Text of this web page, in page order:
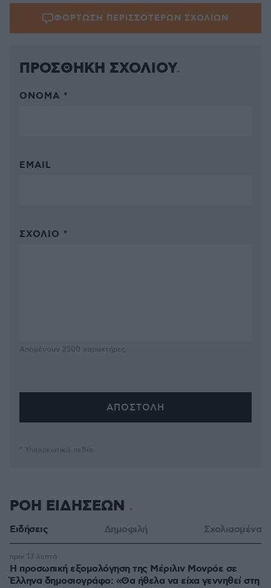
ΦΟΡΤΩΣΗ ΠΕΡΙΣΣΟΤΕΡΩΝ ΣΧΟΛΙΩΝ
ΠΡΟΣΘΗΚΗ ΣΧΟΛΙΟΥ
ΌΝΟΜΑ *
EMAIL
ΣΧΌΛΙΟ *
Απομένουν 2500 χαρακτήρες
* Υποχρεωτικά πεδία
ΡΟΗ ΕΙΔΗΣΕΩΝ
Ειδήσεις Δημοφιλή Σχολιασμένα
Η προσωπική εξομολόγηση της Μέριλιν Μονρόε σε
Έλληνα δημοσιογράφο: «Θα ήθελα να είχα γεννηθεί στη
πριν 13 λεπτά